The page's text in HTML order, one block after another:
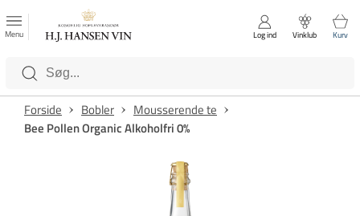
Luk
Kategorier
Menu Log ind Vinklub Kurv
Forside Bobler
Mousserende te
Bee Pollen Organic Alkoholfri 0%